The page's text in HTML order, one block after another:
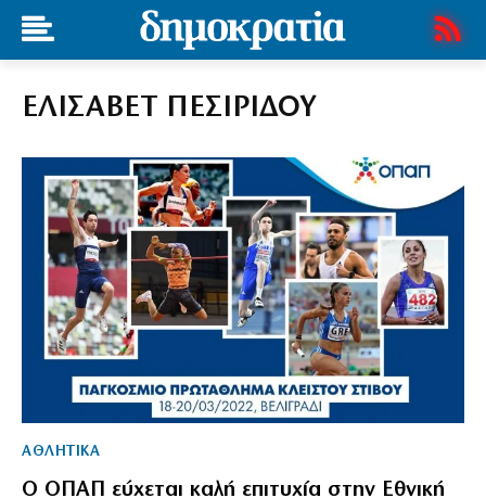
ΕΛΙΣΑΒΕΤ ΠΕΣΙΡΙΔΟΥ
ΑΘΛΗΤΙΚΑ
Ο ΟΠΑΠ εύχεται καλή επιτυχία στην Εθνική